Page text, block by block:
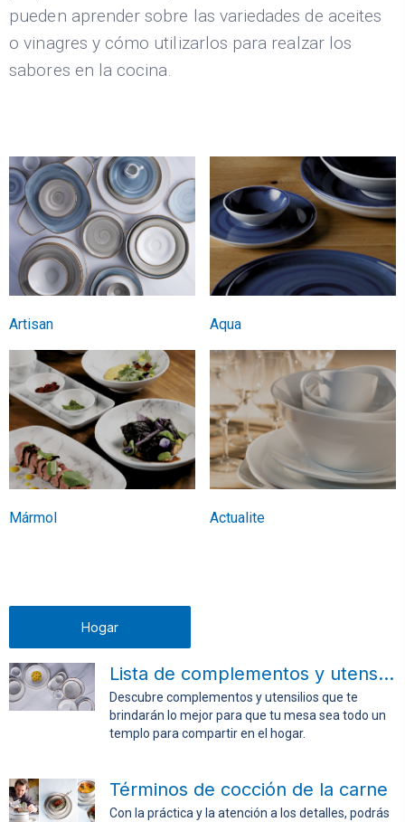
pueden aprender sobre las variedades de aceites
o vinagres y cómo utilizarlos para realzar los
sabores en la cocina.
Artisan Aqua
Mármol Actualite
Hogar
Lista de complementos y utensilios para la mesa
Descubre complementos y utensilios que te
brindarán lo mejor para que tu mesa sea todo un
templo para compartir en el hogar.
Términos de cocción de la carne
Con la práctica y la atención a los detalles, podrás